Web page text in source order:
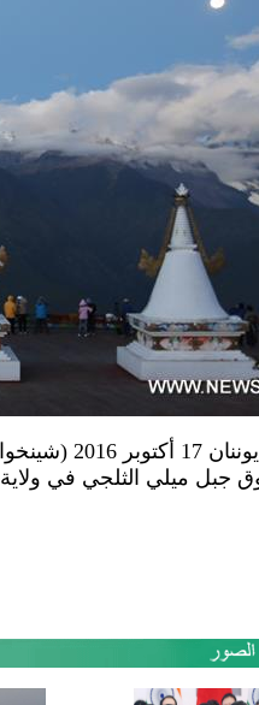
جبل ميلي الثلجي في